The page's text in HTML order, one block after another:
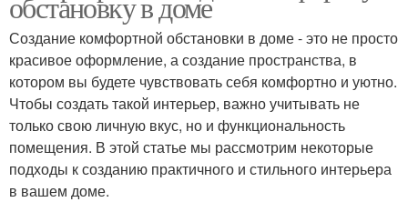
Создание комфортной обстановки в доме - это не просто
красивое оформление, а создание пространства, в
котором вы будете чувствовать себя комфортно и уютно.
Чтобы создать такой интерьер, важно учитывать не
только свою личную вкус, но и функциональность
помещения. В этой статье мы рассмотрим некоторые
подходы к созданию практичного и стильного интерьера
в вашем доме.